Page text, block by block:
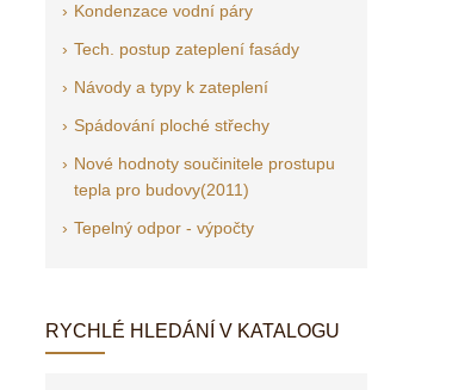
Kondenzace vodní páry
Tech. postup zateplení fasády
Návody a typy k zateplení
Spádování ploché střechy
Nové hodnoty součinitele prostupu
tepla pro budovy(2011)
Tepelný odpor - výpočty
RYCHLÉ HLEDÁNÍ V KATALOGU